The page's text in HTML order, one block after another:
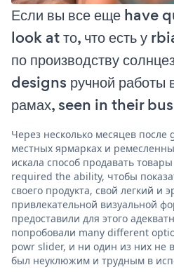
Если вы все еще have
look at то, что есть у
по производству
designs ручной работы
рамах, seen in their
Через несколько месяцев после
местных ярмарках и
искала способ продавать
required the ability, чтобы
своего продукта, свой легкий и
привлекательной визуальной
предоставили для этого
попробовали many different
powr slider, и ни один из них не
был неуклюжим и трудным в